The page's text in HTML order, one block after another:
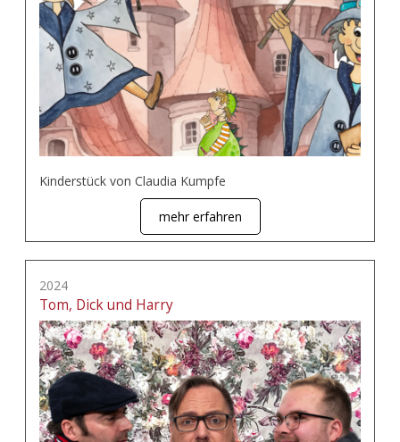
Kinderstück von Claudia Kumpfe
mehr erfahren
2024
Tom, Dick und Harry